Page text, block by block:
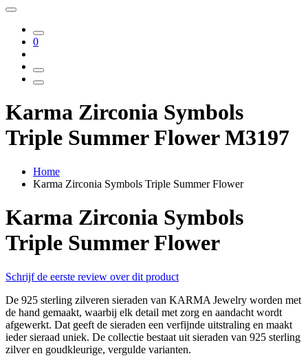
0
Karma Zirconia Symbols
Triple Summer Flower M3197
Home
Karma Zirconia Symbols Triple Summer Flower
Karma Zirconia Symbols
Triple Summer Flower
Schrijf de eerste review over dit product
De 925 sterling zilveren sieraden van KARMA Jewelry worden met
de hand gemaakt, waarbij elk detail met zorg en aandacht wordt
afgewerkt. Dat geeft de sieraden een verfijnde uitstraling en maakt
ieder sieraad uniek. De collectie bestaat uit sieraden van 925 sterling
zilver en goudkleurige, vergulde varianten.